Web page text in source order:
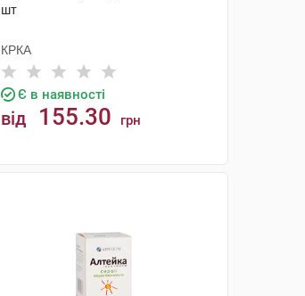
шт
КРКА
Є в наявності
від 155.30 грн